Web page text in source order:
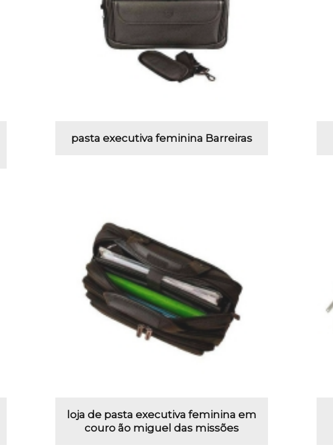
pasta executiva feminina Barreiras
loja de pasta executiva feminina em
couro ão miguel das missões